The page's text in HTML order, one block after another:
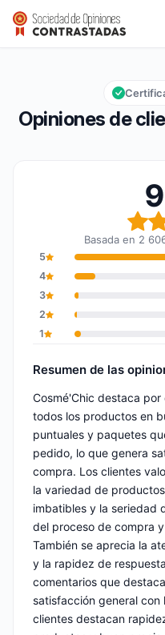
Cosmé’Chic
Calificación global: 9,4 de 10
9,4/10
Opiniones de
Basada en 2
5
4
3
2
1
Resumen de las
Cosmé'Chic destaca
todos los productos en
puntuales y paquetes
pedido, lo que genera
compra. Los clientes
la variedad de
imbatibles y la seriedad
del proceso de compra
También se aprecia la
y la rapidez de
comentarios que
satisfacción general con
clientes destacan